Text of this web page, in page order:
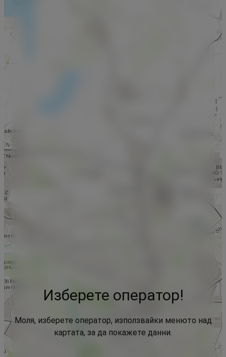
Изберете оператор!
Моля, изберете оператор, използвайки менюто над
картата, за да покажете данни.